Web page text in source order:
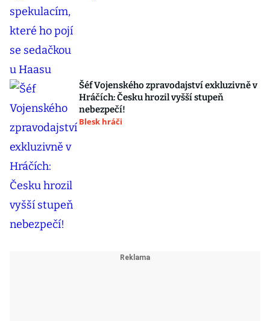
Šéf Vojenského zpravodajství exkluzivně v
Hráčích: Česku hrozil vyšší stupeň
nebezpečí!
Blesk hráči